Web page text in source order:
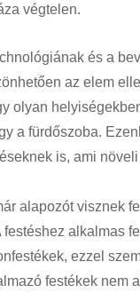
végtelen.
és a
az elem
olyan
a fürdőszoba.
is, ami
alapozót visznek
festéshez alkalmas
ezzel
festékek nem